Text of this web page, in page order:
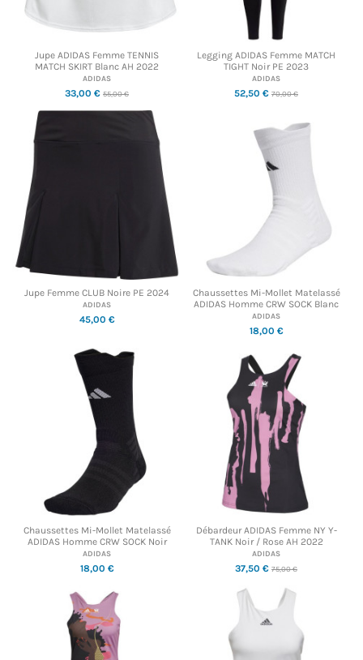
Jupe ADIDAS Femme TENNIS
MATCH SKIRT Blanc AH 2022
ADIDAS
33,00 € 55,00 €
Legging ADIDAS Femme MATCH
TIGHT Noir PE 2023
ADIDAS
52,50 € 70,00 €
Jupe Femme CLUB Noire PE 2024
ADIDAS
45,00 €
Chaussettes Mi-Mollet Matelassé
ADIDAS Homme CRW SOCK Blanc
ADIDAS
18,00 €
Chaussettes Mi-Mollet Matelassé
ADIDAS Homme CRW SOCK Noir
ADIDAS
18,00 €
Débardeur ADIDAS Femme NY Y-
TANK Noir / Rose AH 2022
ADIDAS
37,50 € 75,00 €